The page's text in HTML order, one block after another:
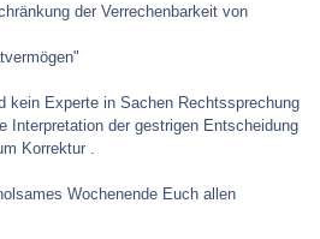
der Verrechenbarkeit von
kein Experte in Sachen Rechtssprechung
Interpretation der gestrigen Entscheidung
Korrektur .
Wochenende Euch allen